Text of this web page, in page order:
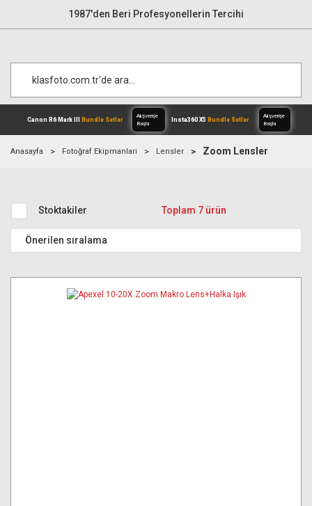
1987'den Beri Profesyonellerin Tercihi
Anasayfa Fotoğraf Ekipmanları Lensler Zoom Lensler
Stoktakiler Toplam 7 ürün